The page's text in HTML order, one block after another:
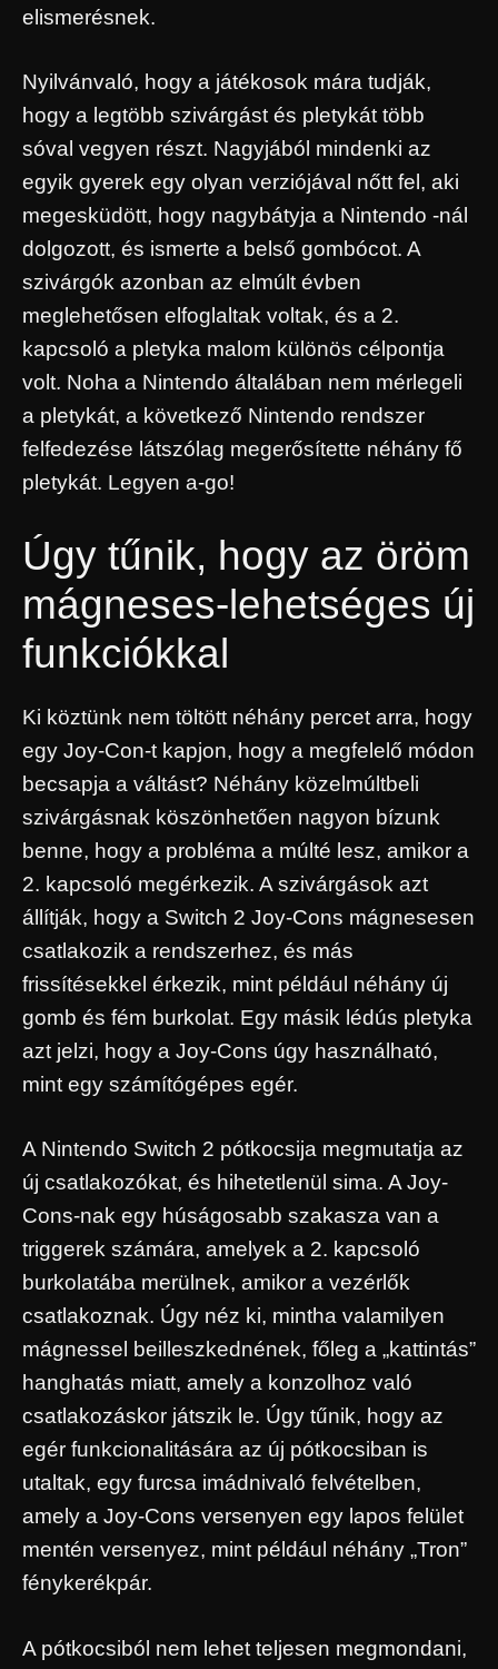
elismerésnek.
Nyilvánvaló, hogy a játékosok mára tudják,
hogy a legtöbb szivárgást és pletykát több
sóval vegyen részt. Nagyjából mindenki az
egyik gyerek egy olyan verziójával nőtt fel, aki
megesküdött, hogy nagybátyja a Nintendo -nál
dolgozott, és ismerte a belső gombócot. A
szivárgók azonban az elmúlt évben
meglehetősen elfoglaltak voltak, és a 2.
kapcsoló a pletyka malom különös célpontja
volt. Noha a Nintendo általában nem mérlegeli
a pletykát, a következő Nintendo rendszer
felfedezése látszólag megerősítette néhány fő
pletykát. Legyen a-go!
Úgy tűnik, hogy az öröm
mágneses-lehetséges új
funkciókkal
Ki köztünk nem töltött néhány percet arra, hogy
egy Joy-Con-t kapjon, hogy a megfelelő módon
becsapja a váltást? Néhány közelmúltbeli
szivárgásnak köszönhetően nagyon bízunk
benne, hogy a probléma a múlté lesz, amikor a
2. kapcsoló megérkezik. A szivárgások azt
állítják, hogy a Switch 2 Joy-Cons mágnesesen
csatlakozik a rendszerhez, és más
frissítésekkel érkezik, mint például néhány új
gomb és fém burkolat. Egy másik lédús pletyka
azt jelzi, hogy a Joy-Cons úgy használható,
mint egy számítógépes egér.
A Nintendo Switch 2 pótkocsija megmutatja az
új csatlakozókat, és hihetetlenül sima. A Joy-
Cons-nak egy húságosabb szakasza van a
triggerek számára, amelyek a 2. kapcsoló
burkolatába merülnek, amikor a vezérlők
csatlakoznak. Úgy néz ki, mintha valamilyen
mágnessel beilleszkednének, főleg a „kattintás”
hanghatás miatt, amely a konzolhoz való
csatlakozáskor játszik le. Úgy tűnik, hogy az
egér funkcionalitására az új pótkocsiban is
utaltak, egy furcsa imádnivaló felvételben,
amely a Joy-Cons versenyen egy lapos felület
mentén versenyez, mint például néhány „Tron”
fénykerékpár.
A pótkocsiból nem lehet teljesen megmondani,